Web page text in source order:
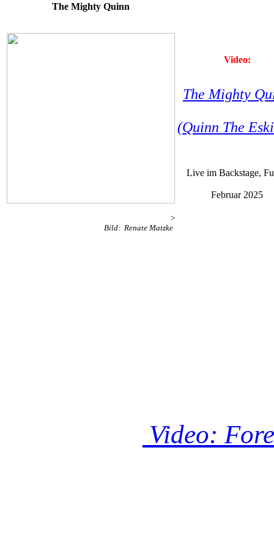
The Mighty Quinn
>
Bild: Renate Matzke
Video:
The Mighty
(Quinn The
Live im Backstage,
Februar 2025
Video: